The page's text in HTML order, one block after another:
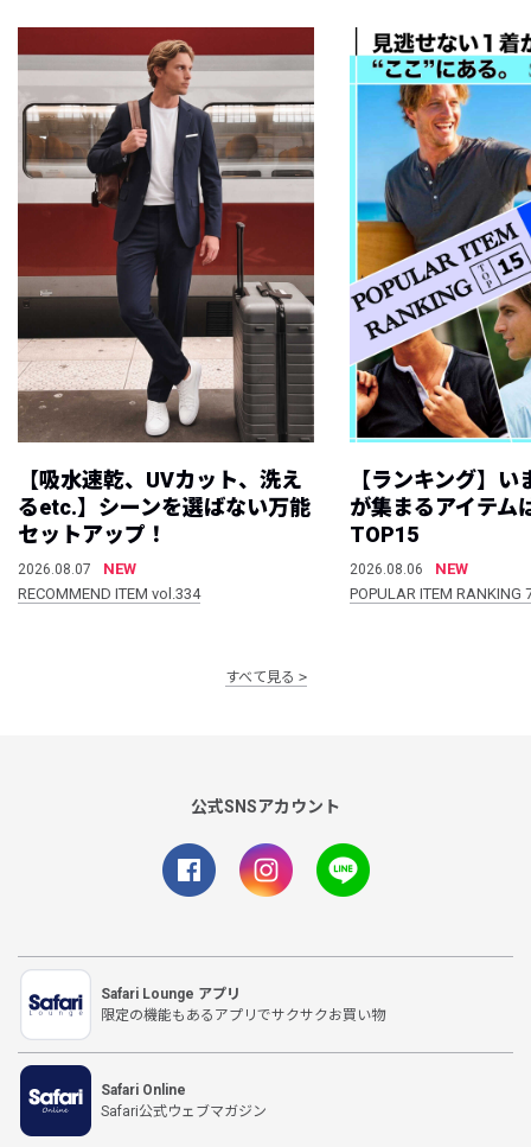
【吸水速乾、UVカット、洗え
るetc.】シーンを選ばない万能
セットアップ！
2026.08.07
NEW
RECOMMEND ITEM vol.334
【ランキング】
が集まるアイテム
TOP15
2026.08.06
NEW
POPULAR ITEM
すべて見る
公式SNSアカウント
Safari Lounge アプリ
限定の機能もあるアプリでサクサクお買い物
Safari Online
Safari公式ウェブマガジン